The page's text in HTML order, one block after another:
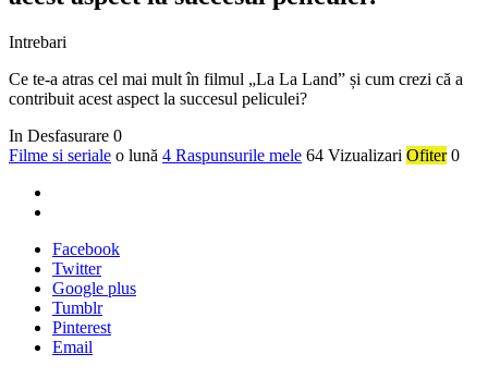
Intrebari
Ce te-a atras cel mai mult în filmul „La La Land” și cum crezi că a
contribuit acest aspect la succesul peliculei?
In Desfasurare 0
Filme si seriale o lună 4 Raspunsurile mele 64 Vizualizari Ofiter 0
Facebook
Twitter
Google plus
Tumblr
Pinterest
Email